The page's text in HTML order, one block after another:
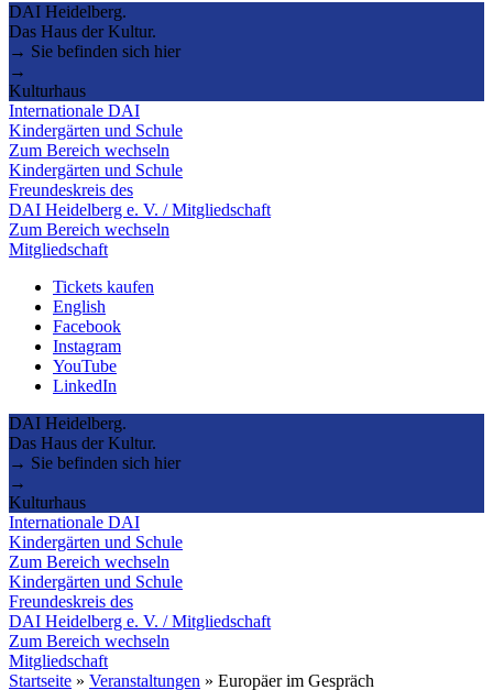
DAI Heidelberg.
Das Haus der Kultur.
→ Sie befinden sich hier
→
Kulturhaus
Internationale DAI
Kindergärten und Schule
Zum Bereich wechseln
Kindergärten und Schule
Freundeskreis des
DAI Heidelberg e. V. / Mitgliedschaft
Zum Bereich wechseln
Mitgliedschaft
Tickets kaufen
English
Facebook
Instagram
YouTube
LinkedIn
DAI Heidelberg.
Das Haus der Kultur.
→ Sie befinden sich hier
→
Kulturhaus
Internationale DAI
Kindergärten und Schule
Zum Bereich wechseln
Kindergärten und Schule
Freundeskreis des
DAI Heidelberg e. V. / Mitgliedschaft
Zum Bereich wechseln
Mitgliedschaft
Startseite » Veranstaltungen » Europäer im Gespräch